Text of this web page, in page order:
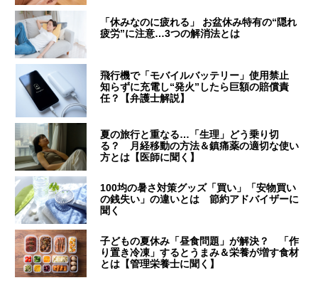
「休みなのに疲れる」 お盆休み特有の“隠れ
疲労”に注意…3つの解消法とは
飛行機で「モバイルバッテリー」使用禁止
知らずに充電し“発火”したら巨額の賠償責
任？【弁護士解説】
夏の旅行と重なる…「生理」どう乗り切
る？ 月経移動の方法＆鎮痛薬の適切な使い
方とは【医師に聞く】
100均の暑さ対策グッズ「買い」「安物買い
の銭失い」の違いとは 節約アドバイザーに
聞く
子どもの夏休み「昼食問題」が解決？ 「作
り置き冷凍」するとうまみ＆栄養が増す食材
とは【管理栄養士に聞く】